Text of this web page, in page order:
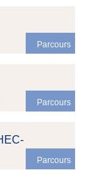
Parcours
Parcours
Parcours